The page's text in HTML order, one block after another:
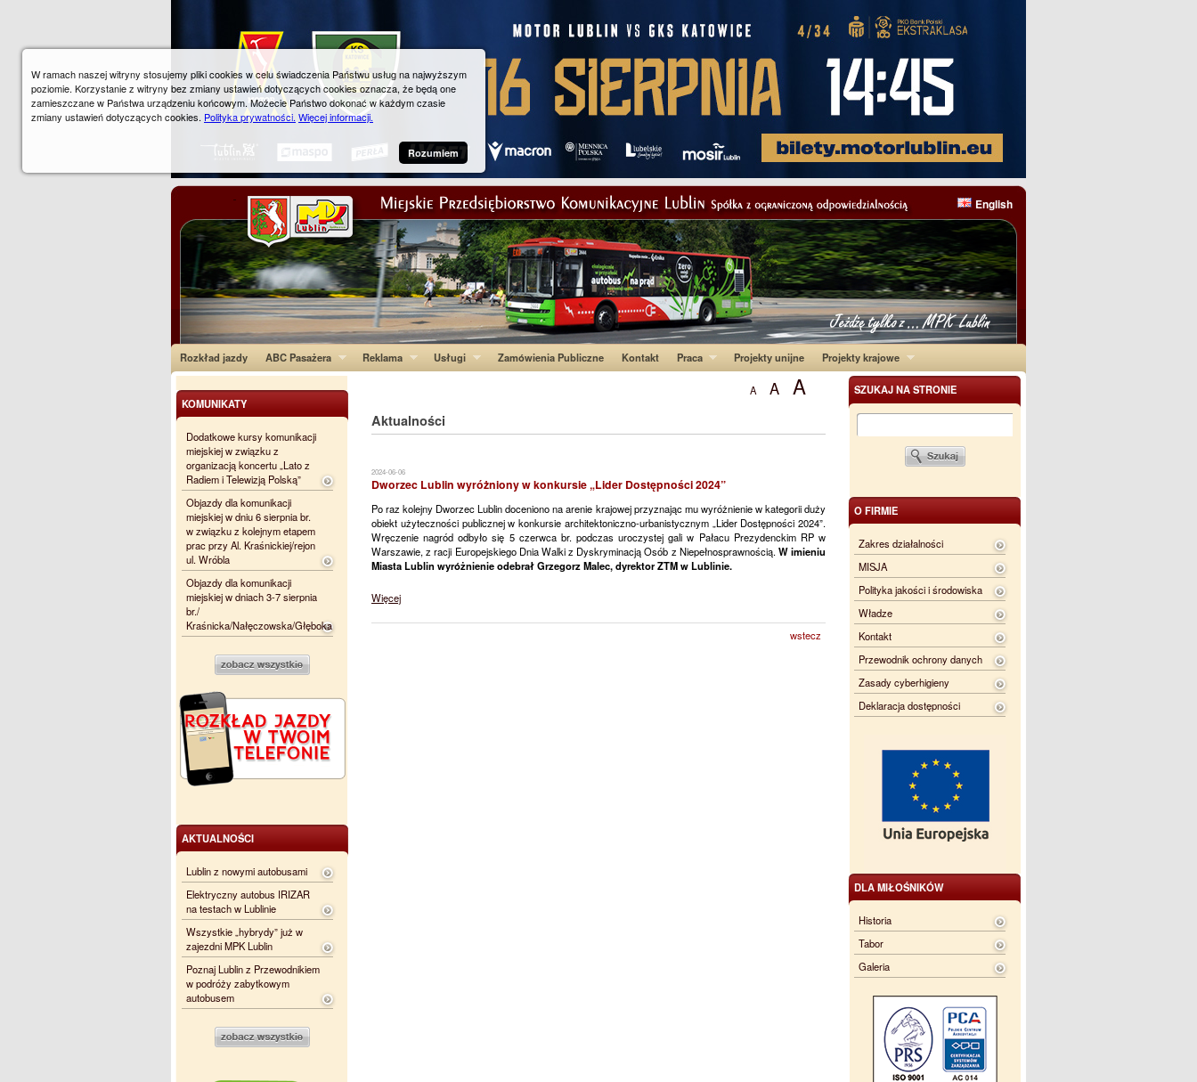
English
Rozkład jazdy ABC Pasażera Reklama Usługi Zamówienia Publiczne Kontakt Praca Projekty unijne Projekty krajowe
SZUKAJ NA STRONIE
O FIRMIE
Zakres działalności
MISJA
Polityka jakości i środowiska
Władze
Kontakt
Przewodnik ochrony danych
Zasady cyberhigieny
Deklaracja dostępności
DLA MIŁOŚNIKÓW
Historia
Tabor
Galeria
A A A
Aktualności
2024-06-06
Dworzec Lublin wyróżniony w konkursie „Lider Dostępności 2024”
Po raz kolejny Dworzec Lublin doceniono na arenie krajowej przyznając mu wyróżnienie w kategorii duży
obiekt użyteczności publicznej w konkursie architektoniczno-urbanistycznym „Lider Dostępności 2024”.
Wręczenie nagród odbyło się 5 czerwca br. podczas uroczystej gali w Pałacu Prezydenckim RP w
Warszawie, z racji Europejskiego Dnia Walki z Dyskryminacją Osób z Niepełnosprawnością. W imieniu
Miasta Lublin wyróżnienie odebrał Grzegorz Malec, dyrektor ZTM w Lublinie.
Więcej
wstecz
KOMUNIKATY
Dodatkowe kursy komunikacji
miejskiej w związku z
organizacją koncertu „Lato z
Radiem i Telewizją Polską”
Objazdy dla komunikacji
miejskiej w dniu 6 sierpnia br.
w związku z kolejnym etapem
prac przy Al. Kraśnickiej/rejon
ul. Wróbla
Objazdy dla komunikacji
miejskiej w dniach 3-7 sierpnia
br./
Kraśnicka/Nałęczowska/Głęboka
AKTUALNOŚCI
Lublin z nowymi autobusami
Elektryczny autobus IRIZAR
na testach w Lublinie
Wszystkie „hybrydy” już w
zajezdni MPK Lublin
Poznaj Lublin z Przewodnikiem
w podróży zabytkowym
autobusem
W ramach naszej witryny stosujemy pliki cookies w celu świadczenia Państwu usług na najwyższym
poziomie. Korzystanie z witryny bez zmiany ustawień dotyczących cookies oznacza, że będą one
zamieszczane w Państwa urządzeniu końcowym. Możecie Państwo dokonać w każdym czasie
zmiany ustawień dotyczących cookies. Polityka prywatności. Więcej informacji.
Rozumiem